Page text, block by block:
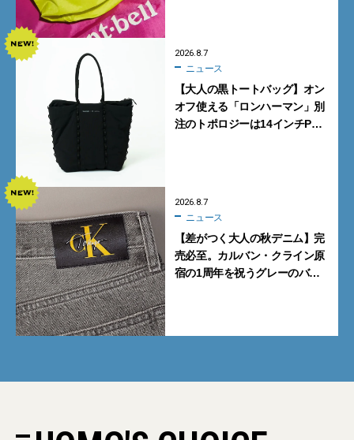
2026.8.7
ニュース
【大人の黒トートバッグ】オン
オフ使える「ロンハーマン」別
注のトポロジーは14インチPC
2026.8.7
ニュース
【差がつく大人の秋デニム】完
売必至。カルバン・クライン原
宿の1周年を祝うグレーのバ